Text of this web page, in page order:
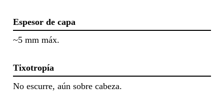
Espesor de capa
~5 mm máx.
Tixotropía
No escurre, aún sobre cabeza.